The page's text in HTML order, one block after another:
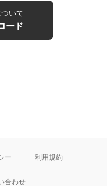
いて
ード
ー 利用規約
合わせ